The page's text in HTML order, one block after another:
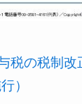
税の税制
）